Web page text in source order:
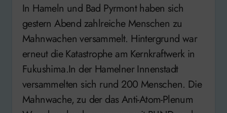
In Hameln und Bad Pyrmont haben sich
gestern Abend zahlreiche Menschen zu
Mahnwachen versammelt. Hintergrund war
erneut die Katastrophe am Kernkraftwerk in
Fukushima.In der Hamelner Innenstadt
versammelten sich rund 200 Menschen. Die
Mahnwache, zu der das Anti-Atom-Plenum